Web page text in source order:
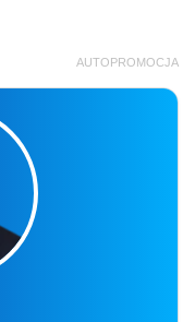
AUTOPROMOCJA